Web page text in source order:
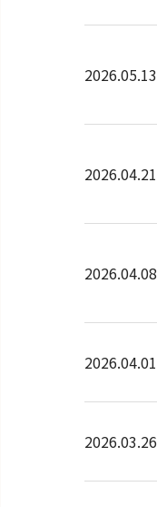
2026.05.13
2026.04.21
2026.04.08
2026.04.01
2026.03.26